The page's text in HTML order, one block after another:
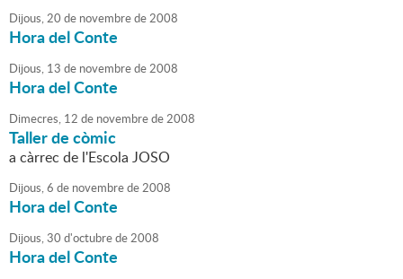
Dijous,20 de novembrede2008
Hora del Conte
Dijous, 13 de novembrede2008
Hora del Conte
Dimecres, 12 de novembrede2008
Taller de còmic
a càrrec de l'Escola JOSO
Dijous,6 de novembrede2008
Hora del Conte
Dijous,30 d'octubrede2008
Hora del Conte